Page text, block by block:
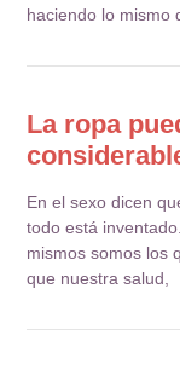
haciendo lo mismo
La ropa
En el sexo dicen
todo está
mismos somos los
que nuestra salud,